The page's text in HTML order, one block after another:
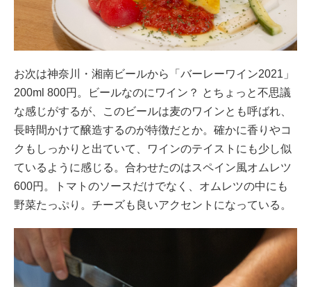
お次は神奈川・湘南ビールから「バーレーワイン2021」
200ml 800円。ビールなのにワイン？ とちょっと不思議
な感じがするが、このビールは麦のワインとも呼ばれ、
長時間かけて醸造するのが特徴だとか。確かに香りやコ
クもしっかりと出ていて、ワインのテイストにも少し似
ているように感じる。合わせたのはスペイン風オムレツ
600円。トマトのソースだけでなく、オムレツの中にも
野菜たっぷり。チーズも良いアクセントになっている。